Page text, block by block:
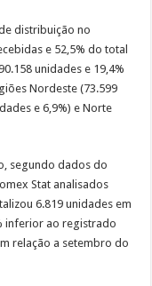
distribuição no
e 52,5% do total
unidades e 19,4%
Nordeste (73.599
e 6,9%) e Norte
segundo dados do
Stat analisados
6.819 unidades em
inferior ao registrado
relação a setembro do